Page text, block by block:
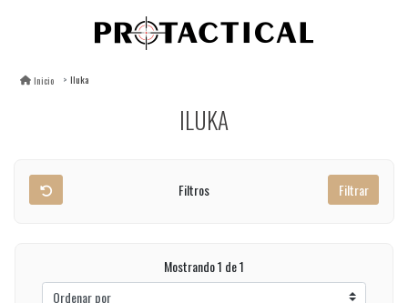
Inicio Iluka
ILUKA
Filtros Filtrar
Mostrando 1 de 1